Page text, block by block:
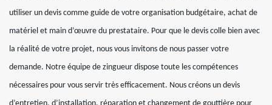
utiliser un devis comme guide de votre organisation budgétaire, achat de
matériel et main d’œuvre du prestataire. Pour que le devis colle bien avec
la réalité de votre projet, nous vous invitons de nous passer votre
demande. Notre équipe de zingueur dispose toute les compétences
nécessaires pour vous servir très efficacement. Nous créons un devis